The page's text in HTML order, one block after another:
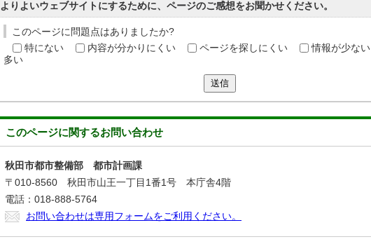
よりよいウェブサイトにするために、ページのご感想をお聞かせください。
このページに問題点はありましたか?
特にない
内容が分かりにくい ページを探しにくい 情報が少ない
多い
送信
このページに関するお問い合わせ
秋田市都市整備部 都市計画課
〒010-8560 秋田市山王一丁目1番1号 本庁舎4階
電話：018-888-5764
お問い合わせは専用フォームをご利用ください。